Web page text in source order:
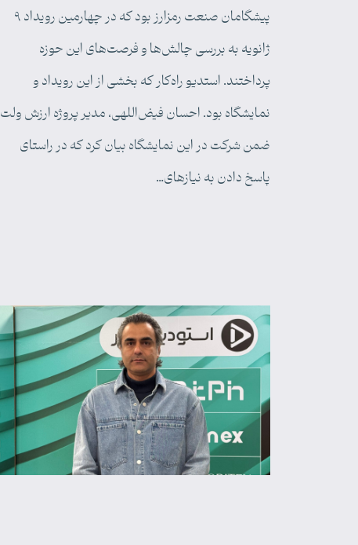
پیشگامان صنعت رمزارز بود که در چهارمین رویداد ۹
ژانویه به بررسی چالش‌ها و فرصت‌های این حوزه
پرداختند. استدیو راه‌کار که بخشی از این رویداد و
نمایشگاه بود. احسان فیض‌اللهی، مدیر پروژه ارزش ولت
ضمن شرکت در این نمایشگاه بیان کرد که در راستای
پاسخ دادن به نیازهای…